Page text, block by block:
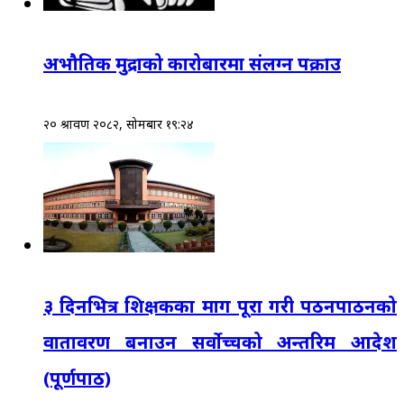
अभौतिक मुद्राको कारोबारमा संलग्न पक्राउ
२० श्रावण २०८२, सोमबार १९:२४
३ दिनभित्र शिक्षकका माग पूरा गरी पठनपाठनको
वातावरण बनाउन सर्वोच्चको अन्तरिम आदेश
(पूर्णपाठ)